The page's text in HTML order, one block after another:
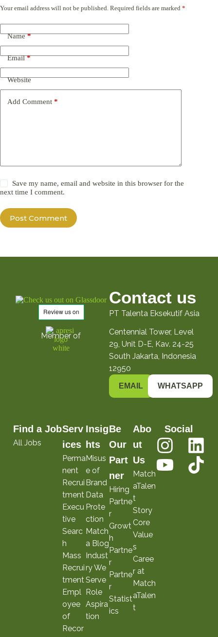
Your email address will not be published. Required fields are marked *
Name*
Email*
Website
Add Comment *
Save my name, email and website in this browser for the
next time I comment.
Post Comment
Contact us
PT Talenta Eksekutif Asia
Centennial Tower, Level
29, Unit D-E, Kav. 24-25
South Jakarta, Indonesia
12950
EMAIL WHATSAPP
Member of
Find a Job
All Jobs
Serv
ices
Perma
nent
Recrui
tment
Execu
tive
Searc
h
Mass
Recrui
tment
Empl
oyee
of
Recor
Insig
hts
Misus
e of
Brand
Data
Prote
ction
Match
a Blog
Indust
ry We
Serve
Role
Aspira
tion
Be
Our
Part
ner
Hiring
Partne
r
Growt
h
Partne
r
Partne
r
Statist
ics
Abo
ut
Us
Match
aTalen
t
Story
Core
Value
s
Caree
r at
Match
aTalen
t
Social